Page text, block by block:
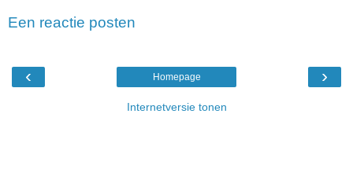
Een reactie posten
‹ ›
Homepage
Internetversie tonen